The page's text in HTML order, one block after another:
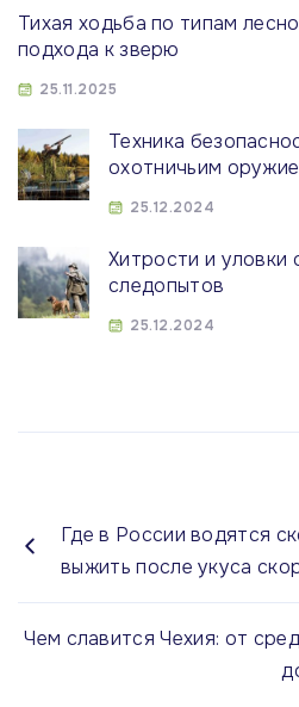
Тихая ходьба по типам
подхода к зверю
25.11.2025
Техника
охотничьим
25.12.2024
Хитрости и уловки
следопытов
25.12.2024
Где в России водятся
выжить после укуса
Чем славится Чехия: от